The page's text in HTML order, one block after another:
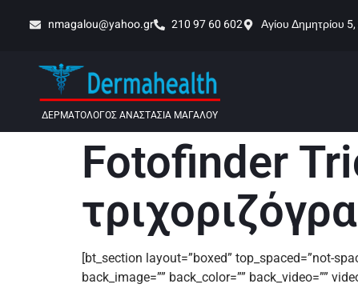
nmagalou@yahoo.gr 210 97 60 602 Αγίου Δημητρίου
ΔΕΡΜΑΤΟΛΟΓΟΣ ΑΝΑΣΤΑΣΙΑ ΜΑΓΑΛΟΥ
Fotofinder
[bt_section layout=”boxed” top_spaced=”not-
back_image=”” back_color=”” back_video=””